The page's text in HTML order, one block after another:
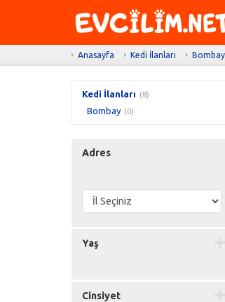
Anasayfa Kedi İlanları Bombay
Kedi İlanları (8)
Bombay (0)
Adres
Yaş
Cinsiyet